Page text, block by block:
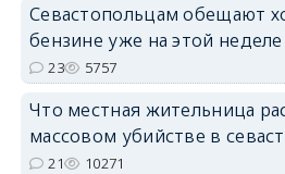
Севастопольцам обещают
бензине уже на этой неделе
23 5757
Что местная жительница
массовом убийстве в
21 10271